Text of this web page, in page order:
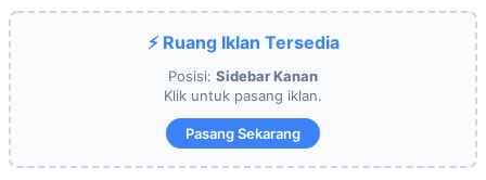
⚡ Ruang Iklan Tersedia
Posisi: Sidebar Kanan
Klik untuk pasang iklan.
Pasang Sekarang